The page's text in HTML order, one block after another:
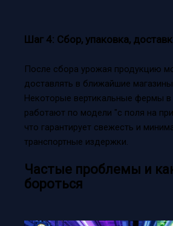
Шаг 4: Сбор, упаковка,
После сбора урожая продукцию
доставлять в ближайшие
Некоторые вертикальные фермы в
работают по модели "с поля на
что гарантирует свежесть и
транспортные издержки.
Частые проблемы и
бороться